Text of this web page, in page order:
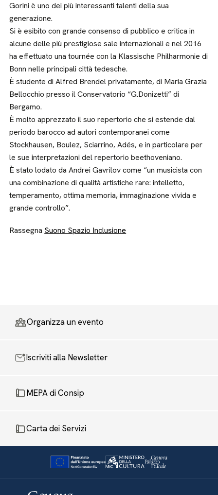
Gorini è uno dei più interessanti talenti della sua
generazione.
Si è esibito con grande consenso di pubblico e critica in
alcune delle più prestigiose sale internazionali e nel 2016
ha effettuato una tournée con la Klassische Philharmonie di
Bonn nelle principali città tedesche.
È studente di Alfred Brendel privatamente, di Maria Grazia
Bellocchio presso il Conservatorio “G.Donizetti” di
Bergamo.
È molto apprezzato il suo repertorio che si estende dal
periodo barocco ad autori contemporanei come
Stockhausen, Boulez, Sciarrino, Adés, e in particolare per
le sue interpretazioni del repertorio beethoveniano.
È stato lodato da Andrei Gavrilov come “un musicista con
una combinazione di qualità artistiche rare: intelletto,
temperamento, ottima memoria, immaginazione vivida e
grande controllo”.
Rassegna Suono Spazio Inclusione
Organizza un evento
Iscriviti alla Newsletter
MEPA di Consip
Carta dei Servizi